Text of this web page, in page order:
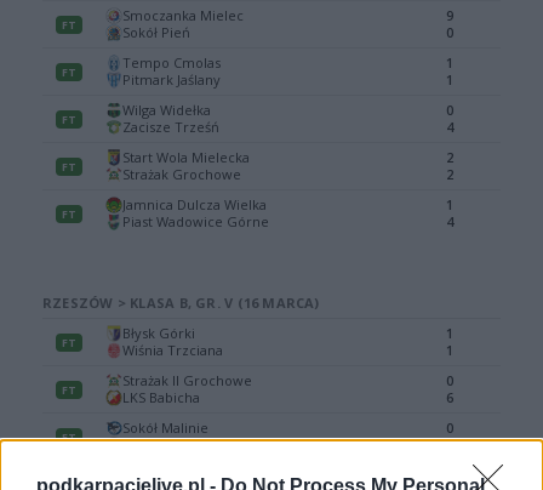
podkarpacielive.pl - Do Not Process My Personal